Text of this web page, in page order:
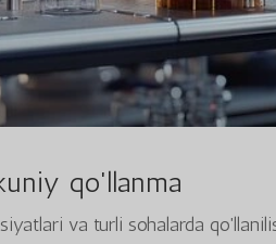
qo'llanma
va turli sohalarda